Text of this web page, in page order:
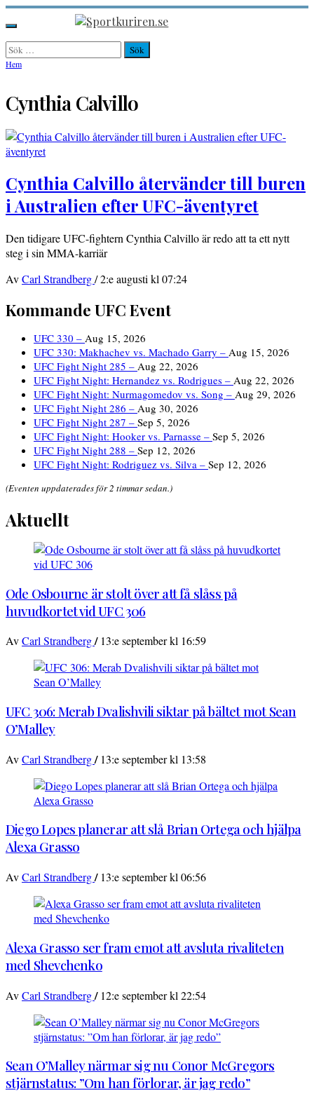
Hoppa
till
innehåll
Sportkuriren.se
Primär
meny
Sök
efter:
Hem
Cynthia Calvillo
Cynthia Calvillo återvänder till buren
i Australien efter UFC-äventyret
Den tidigare UFC-fightern Cynthia Calvillo är redo att ta ett nytt
steg i sin MMA-karriär
AvCarl Strandberg/2:e augusti kl 07:24
Kommande UFC Event
UFC 330 – Aug 15, 2026
UFC 330: Makhachev vs. Machado Garry – Aug 15, 2026
UFC Fight Night 285 – Aug 22, 2026
UFC Fight Night: Hernandez vs. Rodrigues – Aug 22, 2026
UFC Fight Night: Nurmagomedov vs. Song – Aug 29, 2026
UFC Fight Night 286 – Aug 30, 2026
UFC Fight Night 287 – Sep 5, 2026
UFC Fight Night: Hooker vs. Parnasse – Sep 5, 2026
UFC Fight Night 288 – Sep 12, 2026
UFC Fight Night: Rodriguez vs. Silva – Sep 12, 2026
(Eventen uppdaterades för 2 timmar sedan.)
Aktuellt
Ode Osbourne är stolt över att få slåss på
huvudkortet vid UFC 306
AvCarl Strandberg/ 13:e september kl 16:59
UFC 306: Merab Dvalishvili siktar på bältet mot Sean
O’Malley
AvCarl Strandberg/ 13:e september kl 13:58
Diego Lopes planerar att slå Brian Ortega och hjälpa
Alexa Grasso
AvCarl Strandberg/ 13:e september kl 06:56
Alexa Grasso ser fram emot att avsluta rivaliteten
med Shevchenko
AvCarl Strandberg/ 12:e september kl 22:54
Sean O’Malley närmar sig nu Conor McGregors
stjärnstatus: ”Om han förlorar, är jag redo”